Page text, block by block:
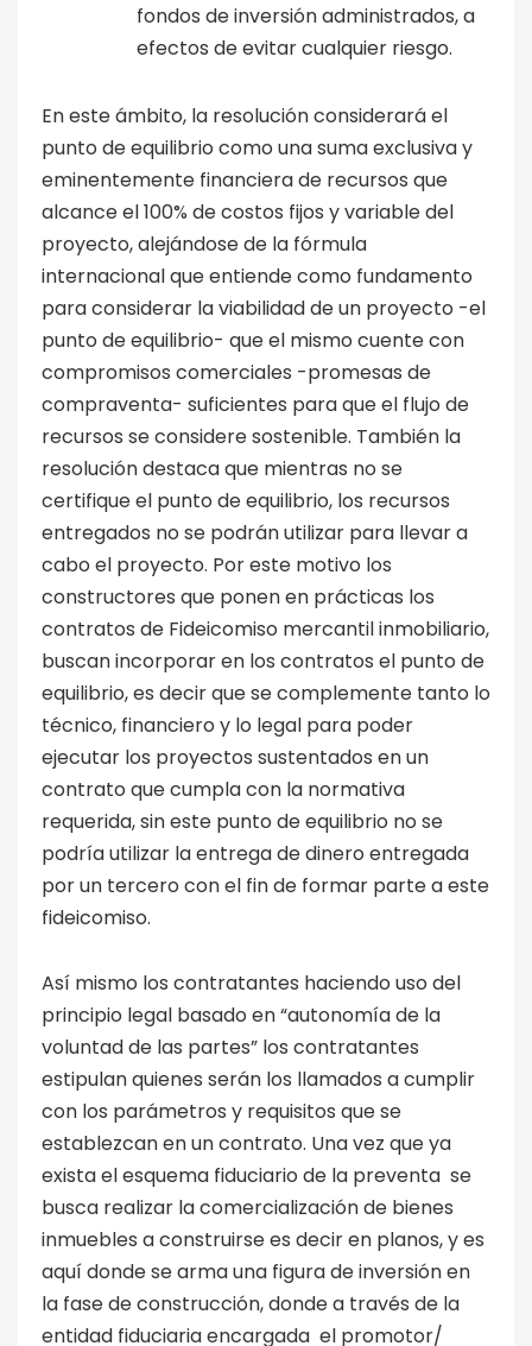
fondos de inversión administrados, a
efectos de evitar cualquier riesgo.
En este ámbito, la resolución considerará el
punto de equilibrio como una suma exclusiva y
eminentemente financiera de recursos que
alcance el 100% de costos fijos y variable del
proyecto, alejándose de la fórmula
internacional que entiende como fundamento
para considerar la viabilidad de un proyecto -el
punto de equilibrio- que el mismo cuente con
compromisos comerciales -promesas de
compraventa- suficientes para que el flujo de
recursos se considere sostenible. También la
resolución destaca que mientras no se
certifique el punto de equilibrio, los recursos
entregados no se podrán utilizar para llevar a
cabo el proyecto. Por este motivo los
constructores que ponen en prácticas los
contratos de Fideicomiso mercantil inmobiliario,
buscan incorporar en los contratos el punto de
equilibrio, es decir que se complemente tanto lo
técnico, financiero y lo legal para poder
ejecutar los proyectos sustentados en un
contrato que cumpla con la normativa
requerida, sin este punto de equilibrio no se
podría utilizar la entrega de dinero entregada
por un tercero con el fin de formar parte a este
fideicomiso.
Así mismo los contratantes haciendo uso del
principio legal basado en “autonomía de la
voluntad de las partes” los contratantes
estipulan quienes serán los llamados a cumplir
con los parámetros y requisitos que se
establezcan en un contrato. Una vez que ya
exista el esquema fiduciario de la preventa se
busca realizar la comercialización de bienes
inmuebles a construirse es decir en planos, y es
aquí donde se arma una figura de inversión en
la fase de construcción, donde a través de la
entidad fiduciaria encargada el promotor/